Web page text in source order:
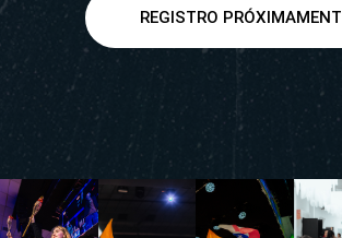
REGISTRO